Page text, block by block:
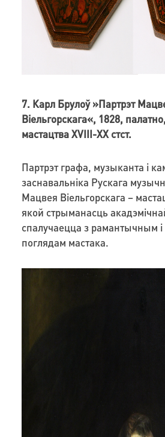
7. Карл Брулоў »Партрэт
Віельгорскага«, 1828,
мастацтва XVIII-XX стст.
Партрэт графа, музыканта і
заснавальніка Рускага
Мацвея Віельгорскага –
якой стрыманасць
спалучаецца з рамантычным
поглядам мастака.